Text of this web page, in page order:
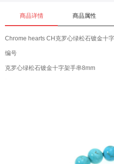
商品详情 商品属性
Chrome hearts CH克罗心绿松石镀金十
编号
克罗心绿松石镀金十字架手串8mm